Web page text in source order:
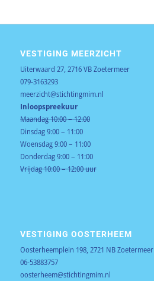
VESTIGING MEERZICHT
Uiterwaard 27, 2716 VB Zoetermeer
079-3163293
meerzicht@stichtingmim.nl
Inloopspreekuur
Maandag 10:00 – 12:00
Dinsdag 9:00 – 11:00
Woensdag 9:00 – 11:00
Donderdag 9:00 – 11:00
Vrijdag 10:00 – 12:00 uur
VESTIGING OOSTERHEEM
Oosterheemplein 198, 2721 NB Zoetermeer
06-53883757
oosterheem@stichtingmim.nl